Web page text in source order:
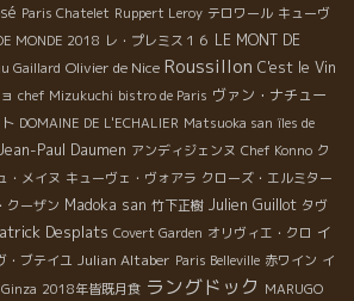
Paris Chatelet Ruppert Leroy テロワール キューヴ
MONDE 2018 レ・プレミス１６ LE MONT DE
Gaillard Olivier de Nice Roussillon C'est le Vin
chef Mizukuchi bistro de Paris ヴァン・ナチュー
DOMAINE DE L'ECHALIER Matsuoka san îles de
Paul Daumen アンディジェンヌ Chef Konno ク
・メイヌ キューヴェ・ヴォアラ クローズ・エルミター
クーザン Madoka san 竹下正樹 Julien Guillot タヴ
Desplats Covert Garden オリヴィエ・クロ イ
・ブテイユ Julian Altaber Paris Belleville 赤ワイン イ
2018年皆既月食 ラングドック MARUGO